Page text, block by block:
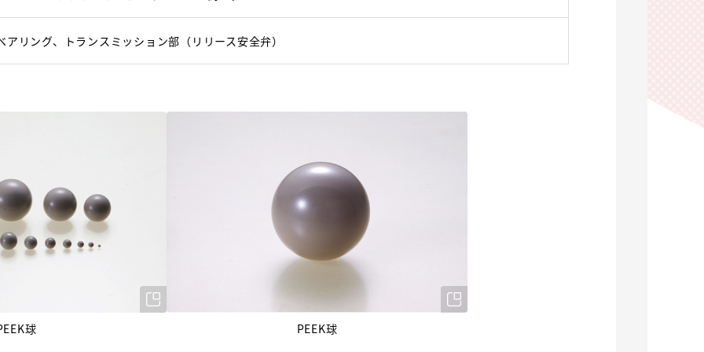
アリング、トランスミッション部（リリース安全弁）
球 PEEK球